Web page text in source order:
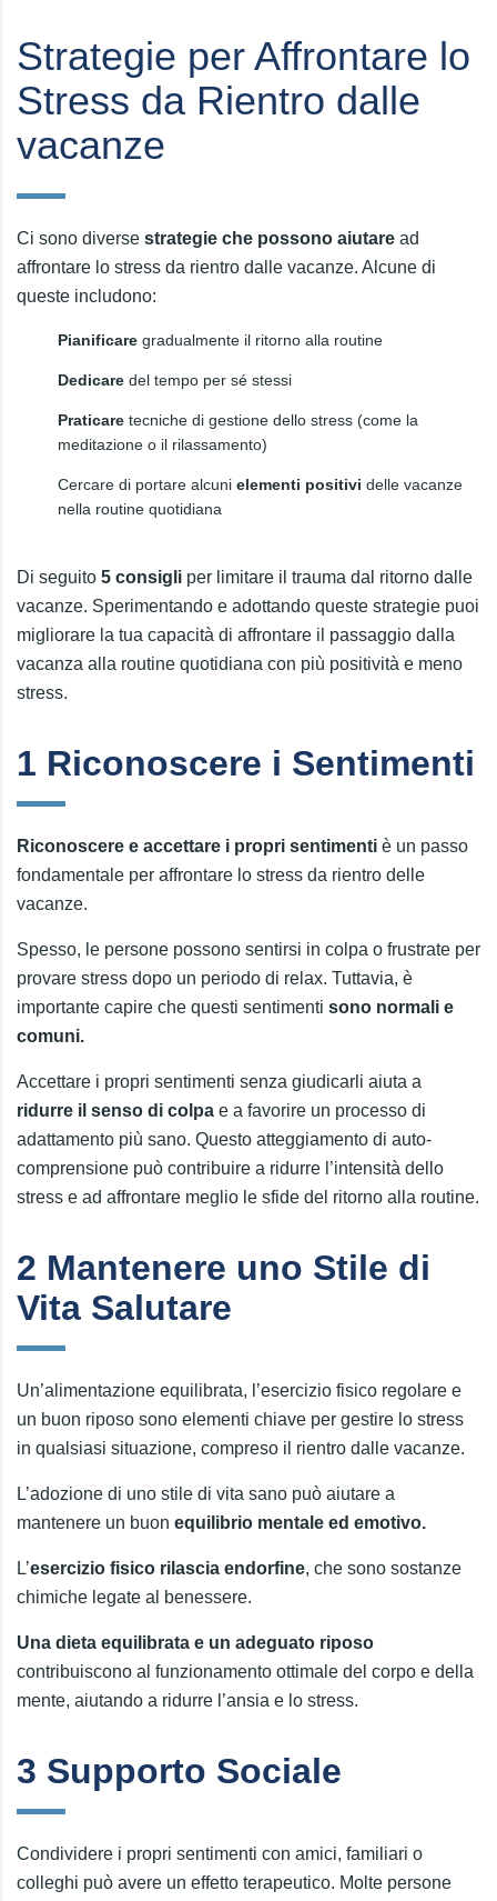
Strategie per Affrontare lo
Stress da Rientro dalle
vacanze
Ci sono diverse strategie che possono aiutare ad
affrontare lo stress da rientro dalle vacanze. Alcune di
queste includono:
Pianificare gradualmente il ritorno alla routine
Dedicare del tempo per sé stessi
Praticare tecniche di gestione dello stress (come la
meditazione o il rilassamento)
Cercare di portare alcuni elementi positivi delle vacanze
nella routine quotidiana
Di seguito 5 consigli per limitare il trauma dal ritorno dalle
vacanze. Sperimentando e adottando queste strategie puoi
migliorare la tua capacità di affrontare il passaggio dalla
vacanza alla routine quotidiana con più positività e meno
stress.
1 Riconoscere i Sentimenti
Riconoscere e accettare i propri sentimenti è un passo
fondamentale per affrontare lo stress da rientro delle
vacanze.
Spesso, le persone possono sentirsi in colpa o frustrate per
provare stress dopo un periodo di relax. Tuttavia, è
importante capire che questi sentimenti sono normali e
comuni.
Accettare i propri sentimenti senza giudicarli aiuta a
ridurre il senso di colpa e a favorire un processo di
adattamento più sano. Questo atteggiamento di auto-
comprensione può contribuire a ridurre l’intensità dello
stress e ad affrontare meglio le sfide del ritorno alla routine.
2 Mantenere uno Stile di
Vita Salutare
Un’alimentazione equilibrata, l’esercizio fisico regolare e
un buon riposo sono elementi chiave per gestire lo stress
in qualsiasi situazione, compreso il rientro dalle vacanze.
L’adozione di uno stile di vita sano può aiutare a
mantenere un buon equilibrio mentale ed emotivo.
L’esercizio fisico rilascia endorfine, che sono sostanze
chimiche legate al benessere.
Una dieta equilibrata e un adeguato riposo
contribuiscono al funzionamento ottimale del corpo e della
mente, aiutando a ridurre l’ansia e lo stress.
3 Supporto Sociale
Condividere i propri sentimenti con amici, familiari o
colleghi può avere un effetto terapeutico. Molte persone